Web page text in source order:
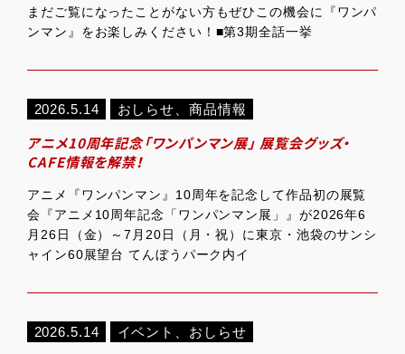
まだご覧になったことがない方もぜひこの機会に『ワンパ
ンマン』をお楽しみください！■第3期全話一挙
2026.5.14 おしらせ 、商品情報
アニメ10周年記念「ワンパンマン展」 展覧会グッズ・
CAFE情報を解禁！
アニメ『ワンパンマン』10周年を記念して作品初の展覧
会『アニメ10周年記念「ワンパンマン展」』が2026年6
月26日（金）～7月20日（月・祝）に東京・池袋のサンシ
ャイン60展望台 てんぼうパーク内イ
2026.5.14 イベント おしらせ